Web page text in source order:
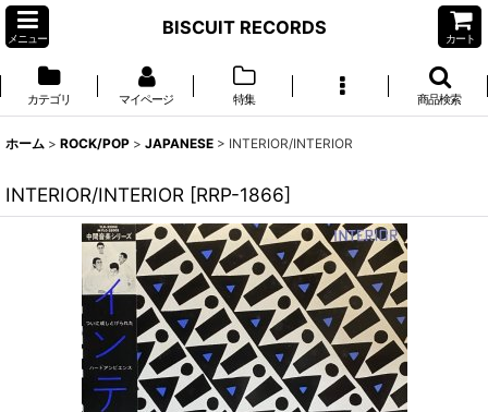
メニュー
BISCUIT RECORDS
カート
カテゴリ マイページ 特集 商品検索
ホーム > ROCK/POP > JAPANESE > INTERIOR/INTERIOR
INTERIOR/INTERIOR [RRP-1866]